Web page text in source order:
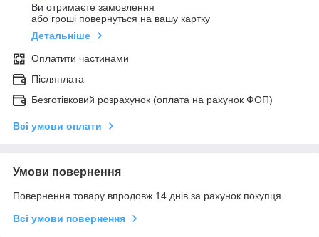
Ви отримаєте замовлення
або гроші повернуться на вашу картку
Детальніше
Оплатити частинами
Післяплата
Безготівковий розрахунок (оплата на рахунок ФОП)
Всі умови оплати
Умови повернення
Повернення товару впродовж 14 днів за рахунок покупця
Всі умови повернення